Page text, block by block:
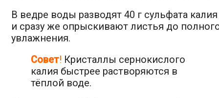
В ведре воды разводят 40 г сульфата калия
и сразу же опрыскивают листья до
увлажнения.
Совет! Кристаллы сернокислого
калия быстрее растворяются в
тёплой воде.